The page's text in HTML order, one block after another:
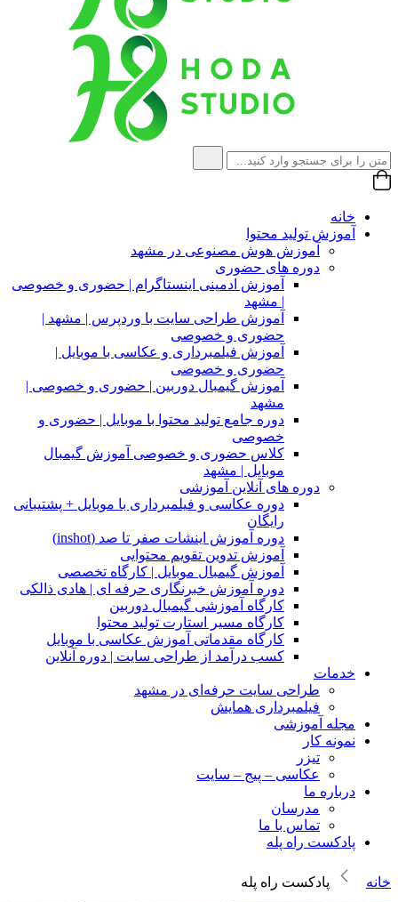
خانه
آموزش تولید محتوا
آموزش هوش مصنوعی در مشهد
دوره های حضوری
آموزش ادمینی اینستاگرام | حضوری و خصوصی
| مشهد
آموزش طراحی سایت با وردپرس | مشهد |
حضوری و خصوصی
آموزش فیلمبرداری و عکاسی با موبایل |
حضوری و خصوصی
آموزش گیمبال دوربین | حضوری و خصوصی |
مشهد
دوره جامع تولید محتوا با موبایل | حضوری و
خصوصی
کلاس حضوری و خصوصی آموزش گیمبال
موبایل | مشهد
دوره های آنلاین آموزشی
دوره عکاسی و فیلمبرداری با موبایل + پشتیبانی
رایگان
دوره آموزش اینشات صفر تا صد (inshot)
آموزش تدوین تقویم محتوایی
آموزش گیمبال موبایل | کارگاه تخصصی
دوره آموزش خبرنگاری حرفه ای | هادی ذالکی
کارگاه آموزشی گیمبال دوربین
کارگاه مسیر استارت تولید محتوا
کارگاه مقدماتی آموزش عکاسی با موبایل
کسب درآمد از طراحی سایت | دوره آنلاین
خدمات
طراحی سایت حرفه‌ای در مشهد
فیلمبرداری همایش
مجله آموزشی
نمونه کار
تیزر
عکاسی – پیج – سایت
درباره ما
مدرسان
تماس با ما
پادکست راه پله
خانه پادکست راه پله